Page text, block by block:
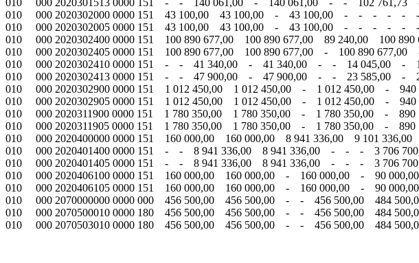
010 000 2020302000 0000 151 43 100,00 43 100,00 - 43 100,00 - - - - - -
010 000 2020302005 0000 151 43 100,00 43 100,00 - 43 100,00 - - - - - -
010 000 2020302400 0000 151 100 890 677,00 100 890 677,00 89 240,00 100
010 000 2020302405 0000 151 100 890 677,00 100 890 677,00 - 100 890
010 000 2020302410 0000 151 - - 41 340,00 - 41 340,00 - - 14 045,00 -
010 000 2020302413 0000 151 - - 47 900,00 - 47 900,00 - - 23 585,00 -
010 000 2020302900 0000 151 1 012 450,00 1 012 450,00 - 1 012 450,00 -
010 000 2020302905 0000 151 1 012 450,00 1 012 450,00 - 1 012 450,00 -
010 000 2020311900 0000 151 1 780 350,00 1 780 350,00 - 1 780 350,00 -
010 000 2020311905 0000 151 1 780 350,00 1 780 350,00 - 1 780 350,00 -
010 000 2020400000 0000 151 160 000,00 160 000,00 8 941 336,00 9 101
010 000 2020401400 0000 151 - - 8 941 336,00 8 941 336,00 - - - 3 706
010 000 2020401405 0000 151 - - 8 941 336,00 8 941 336,00 - - - 3 706
010 000 2020406100 0000 151 160 000,00 160 000,00 - 160 000,00 - 90
010 000 2020406105 0000 151 160 000,00 160 000,00 - 160 000,00 - 90
010 000 2070000000 0000 000 456 500,00 456 500,00 - - 456 500,00 484
010 000 2070500010 0000 180 456 500,00 456 500,00 - - 456 500,00 484
010 000 2070503010 0000 180 456 500,00 456 500,00 - - 456 500,00 484